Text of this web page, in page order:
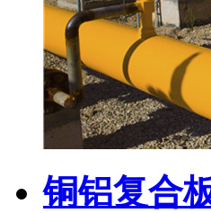
铜铝复合